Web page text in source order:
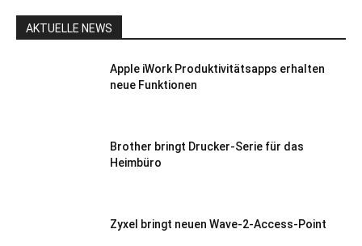
AKTUELLE NEWS
Apple iWork Produktivitätsapps erhalten
neue Funktionen
Brother bringt Drucker-Serie für das
Heimbüro
Zyxel bringt neuen Wave-2-Access-Point